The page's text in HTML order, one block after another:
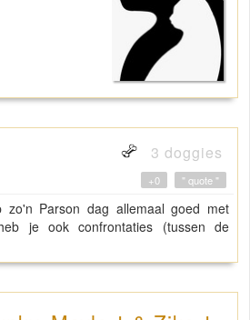
3 doggies
" quote "
+0
zo'n Parson dag allemaal goed met
je ook confrontaties (tussen de